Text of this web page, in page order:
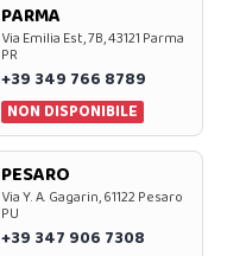
PARMA
Via Emilia Est, 7B, 43121 Parma
PR
+39 349 766 8789
NON DISPONIBILE
PESARO
Via Y. A. Gagarin, 61122 Pesaro
PU
+39 347 906 7308